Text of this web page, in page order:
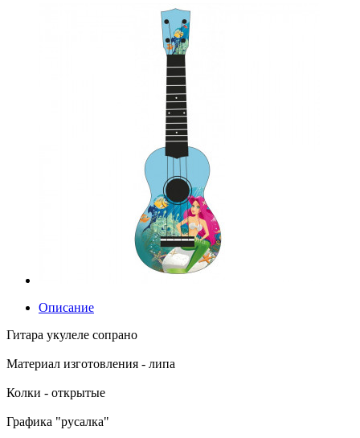
Описание
Гитара укулеле сопрано
Материал изготовления - липа
Колки - открытые
Графика "русалка"